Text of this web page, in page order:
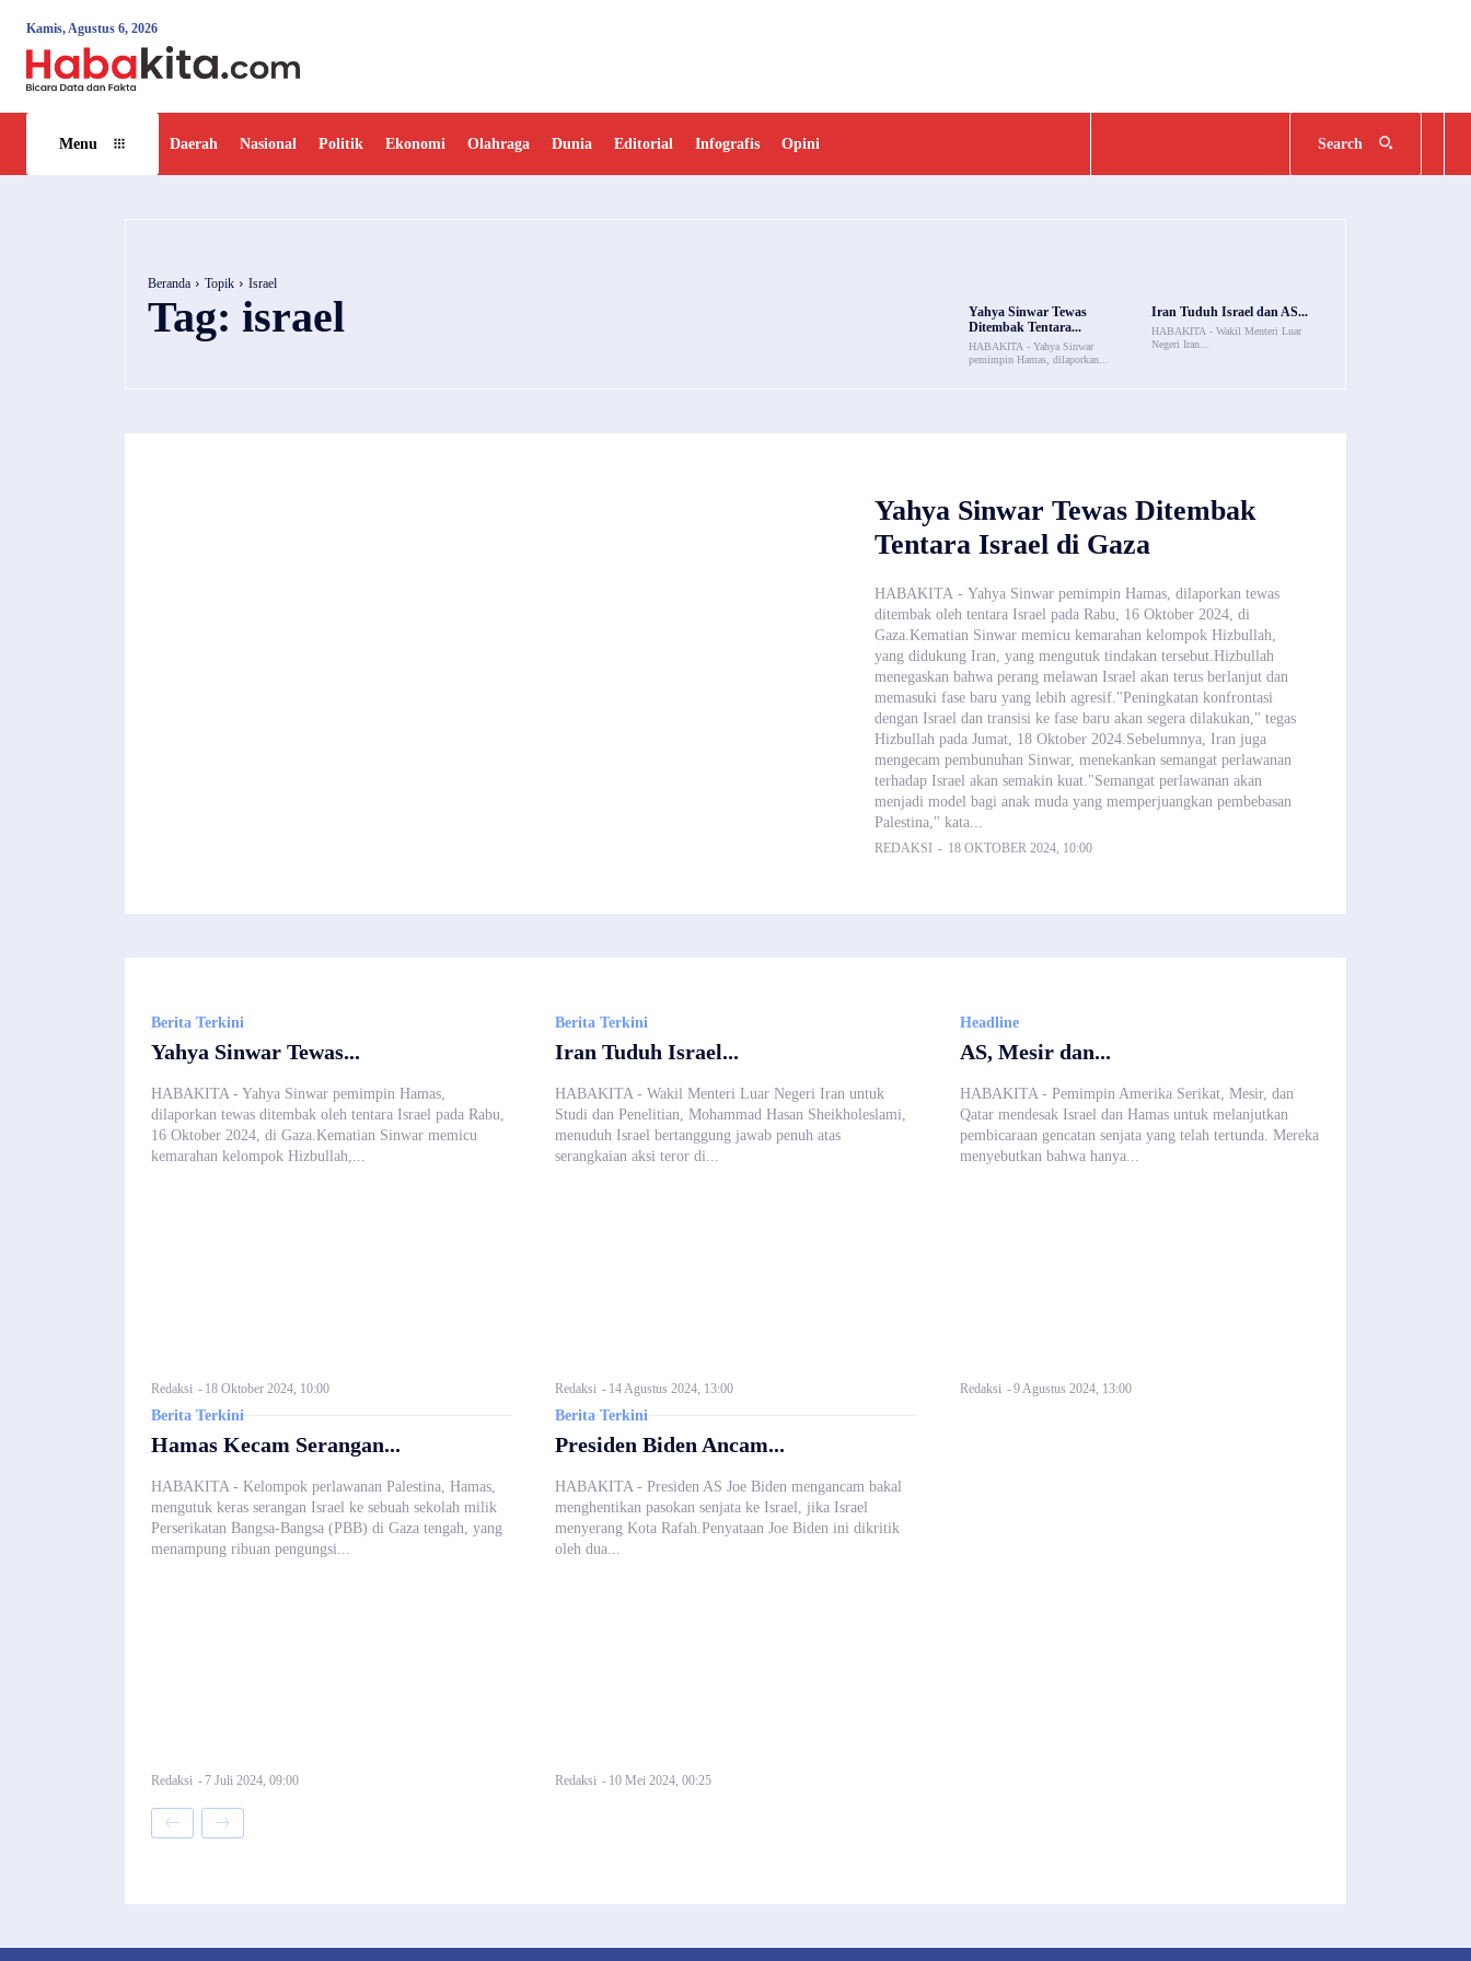
Kamis, Agustus 6, 2026
Menu Daerah Nasional Politik Ekonomi Olahraga Dunia Editorial Infografis Opini Search
Beranda Topik Israel
Tag: israel
Yahya Sinwar Tewas
Ditembak Tentara...
HABAKITA - Yahya Sinwar
pemimpin Hamas, dilaporkan...
Iran Tuduh Israel dan AS...
HABAKITA - Wakil Menteri Luar
Negeri Iran...
Yahya Sinwar Tewas Ditembak
Tentara Israel di Gaza
HABAKITA - Yahya Sinwar pemimpin Hamas, dilaporkan tewas
ditembak oleh tentara Israel pada Rabu, 16 Oktober 2024, di
Gaza.Kematian Sinwar memicu kemarahan kelompok Hizbullah,
yang didukung Iran, yang mengutuk tindakan tersebut.Hizbullah
menegaskan bahwa perang melawan Israel akan terus berlanjut dan
memasuki fase baru yang lebih agresif."Peningkatan konfrontasi
dengan Israel dan transisi ke fase baru akan segera dilakukan," tegas
Hizbullah pada Jumat, 18 Oktober 2024.Sebelumnya, Iran juga
mengecam pembunuhan Sinwar, menekankan semangat perlawanan
terhadap Israel akan semakin kuat."Semangat perlawanan akan
menjadi model bagi anak muda yang memperjuangkan pembebasan
Palestina," kata...
REDAKSI - 18 OKTOBER 2024, 10:00
Berita Terkini
Yahya Sinwar Tewas...
HABAKITA - Yahya Sinwar pemimpin Hamas,
dilaporkan tewas ditembak oleh tentara Israel pada Rabu,
16 Oktober 2024, di Gaza.Kematian Sinwar memicu
kemarahan kelompok Hizbullah,...
Redaksi - 18 Oktober 2024, 10:00
Berita Terkini
Iran Tuduh Israel...
HABAKITA - Wakil Menteri Luar Negeri Iran untuk
Studi dan Penelitian, Mohammad Hasan Sheikholeslami,
menuduh Israel bertanggung jawab penuh atas
serangkaian aksi teror di...
Redaksi - 14 Agustus 2024, 13:00
Headline
AS, Mesir dan...
HABAKITA - Pemimpin Amerika Serikat, Mesir, dan
Qatar mendesak Israel dan Hamas untuk melanjutkan
pembicaraan gencatan senjata yang telah tertunda. Mereka
menyebutkan bahwa hanya...
Redaksi -9 Agustus 2024, 13:00
Berita Terkini
Hamas Kecam Serangan...
HABAKITA - Kelompok perlawanan Palestina, Hamas,
mengutuk keras serangan Israel ke sebuah sekolah milik
Perserikatan Bangsa-Bangsa (PBB) di Gaza tengah, yang
menampung ribuan pengungsi...
Redaksi - 7 Juli 2024, 09:00
Berita Terkini
Presiden Biden Ancam...
HABAKITA - Presiden AS Joe Biden mengancam bakal
menghentikan pasokan senjata ke Israel, jika Israel
menyerang Kota Rafah.Penyataan Joe Biden ini dikritik
oleh dua...
Redaksi - 10 Mei 2024, 00:25